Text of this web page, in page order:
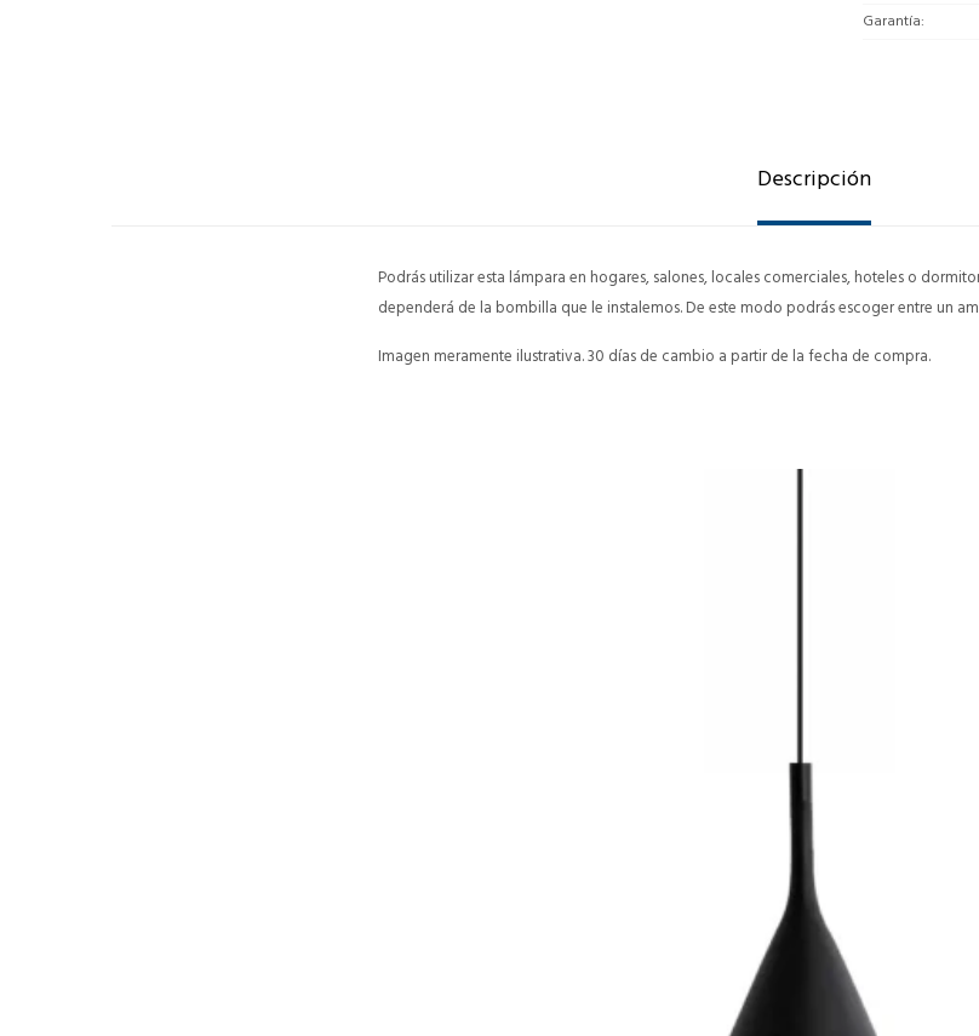
Garantía
Descripción
Podrás utilizar esta lámpara en hogares, salones, locales comerciales, hoteles o
dependerá de la bombilla que le instalemos. De este modo podrás escoger entre un
Imagen meramente ilustrativa. 30 días de cambio a partir de la fecha de compra.